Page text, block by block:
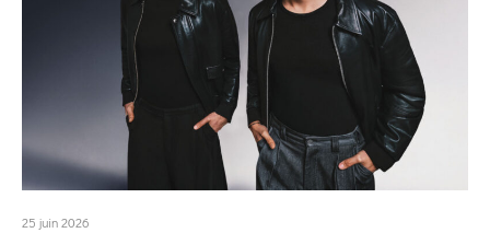
25 juin 2026